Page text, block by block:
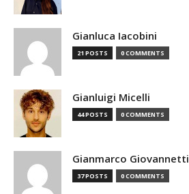
Gianluca Iacobini
21 POSTS 0 COMMENTS
Gianluigi Micelli
44 POSTS 0 COMMENTS
Gianmarco Giovannetti
37 POSTS 0 COMMENTS